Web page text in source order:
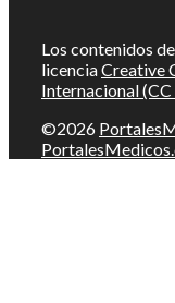
Los contenidos
licenciaCreative
Internacional (CC
©2026